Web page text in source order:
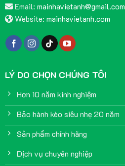
Email: mainhavietanh@gmail.com
Website: mainhavietanh.com
LÝ DO CHỌN CHÚNG TÔI
Hơn 10 năm kinh nghiệm
Bảo hành kèo siêu nhẹ 20 năm
Sản phẩm chính hãng
Dịch vụ chuyên nghiệp